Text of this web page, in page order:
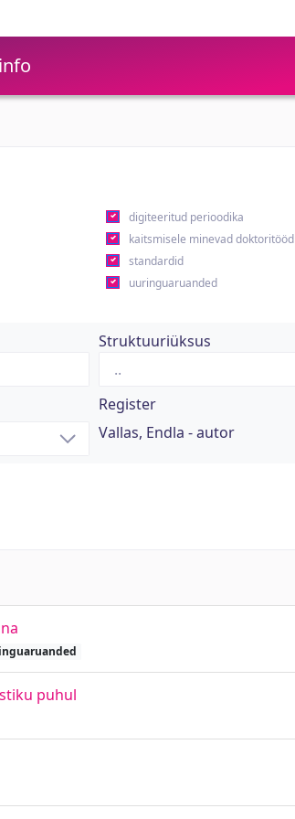
digiteeritud perioodika
kaitsmisele minevad doktoritööd
standardid
uuringuaruanded
Struktuuriüksus
Register
Vallas, Endla - autor
puhul